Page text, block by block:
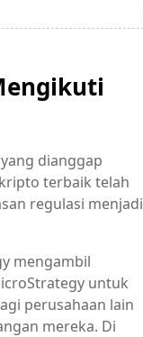
dianggap
terbaik telah
regulasi menjadi
mengambil
untuk
perusahaan lain
mereka. Di